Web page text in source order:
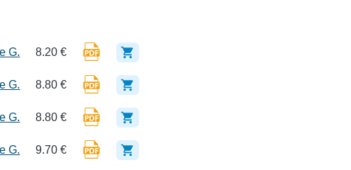
G. 8.20 €
G. 8.80 €
G. 8.80 €
G. 9.70 €